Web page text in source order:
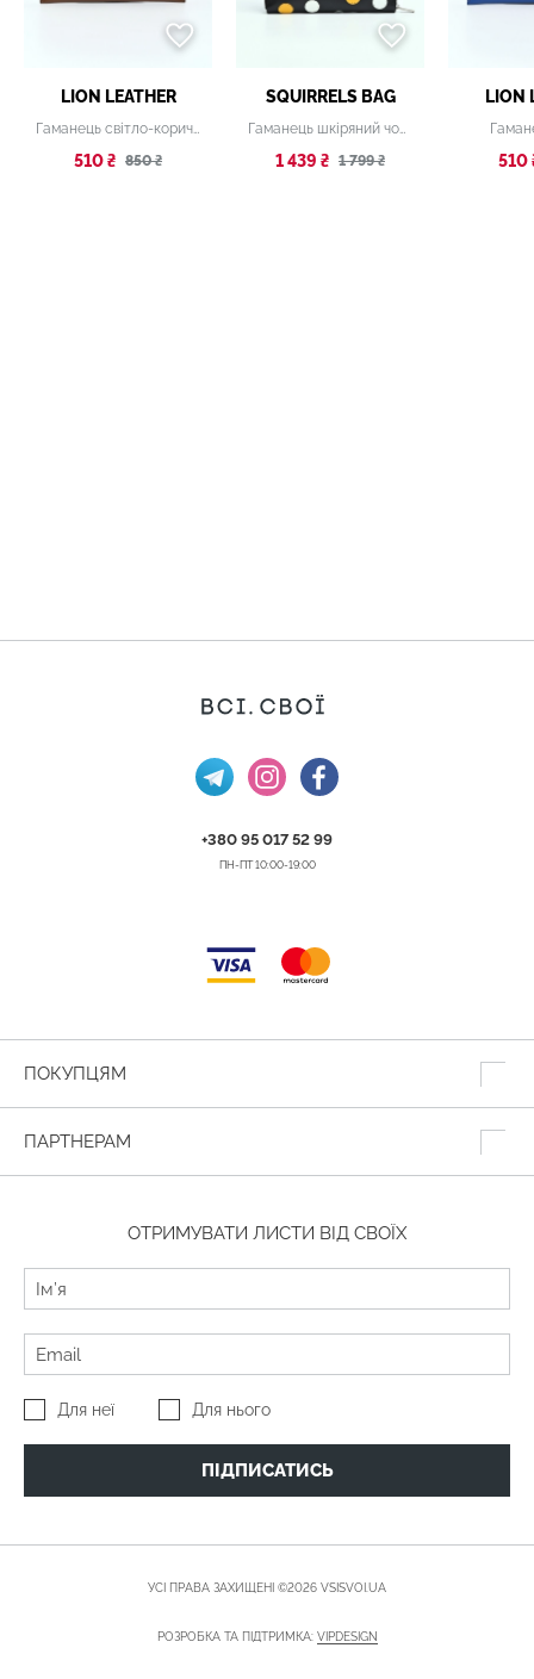
LION LEATHER
Гаманець світло-коричневий
510 ₴ 850 ₴
SQUIRRELS BAG
Гаманець шкіряний чорний кольоровими елементами
1 439 ₴ 1 799 ₴
LION
510
+380 95 017 52 99
ПН-ПТ 10:00-19:00
ПОКУПЦЯМ
ПАРТНЕРАМ
ОТРИМУВАТИ ЛИСТИ ВІД СВОЇХ
Для неї Для нього
ПІДПИСАТИСЬ
УСІ ПРАВА ЗАХИЩЕНІ ©2026 VSISVOI.UA
РОЗРОБКА ТА ПІДТРИМКА: VIPDESIGN